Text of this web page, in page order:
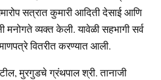
सत्रात कुमारी आदिती देसाई आणि
मनोगते व्यक्त केली. यावेळी सहभागी सर्व
वितरीत करण्यात आली.
मुरगुडचे ग्रंथपाल श्री. तानाजी